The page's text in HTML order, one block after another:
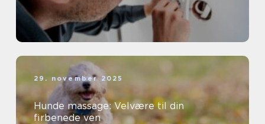
29. november 2025
Hunde massage: Velvære til din
firbenede ven